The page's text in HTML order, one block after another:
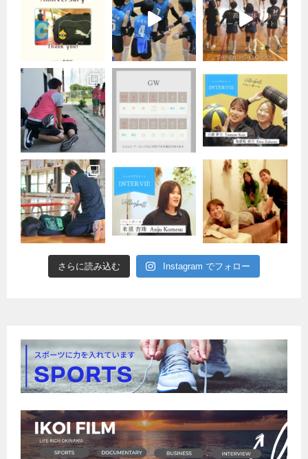
さらに読み込む Instagram でフォロー